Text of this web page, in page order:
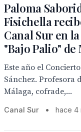
Paloma
Fisichella
Canal Sur en
"Bajo Palio" de
Este año el
Sánchez. Profesora
Málaga, cofrade,...
Canal Sur • hace 4